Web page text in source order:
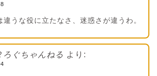
違うな役に立たなさ、迷惑さが違うわ。
ろぐちゃんねる より: